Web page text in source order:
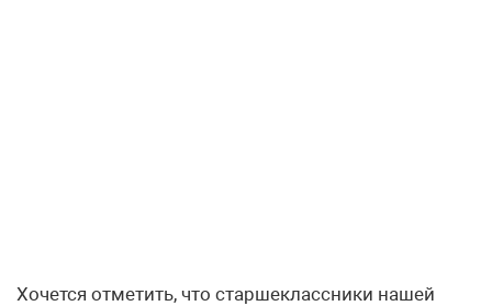
Хочется отметить, что старшеклас­сники нашей